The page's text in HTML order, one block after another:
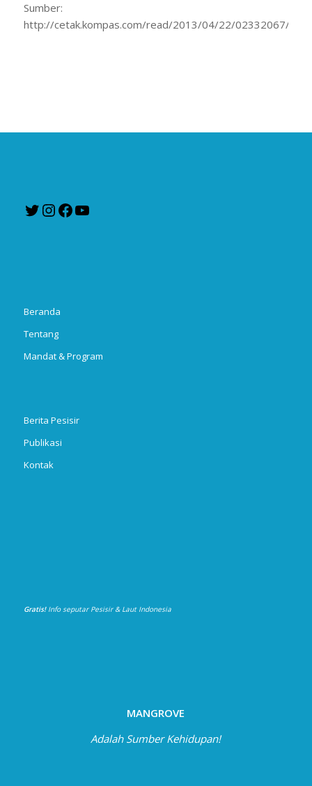
Sumber:
http://cetak.kompas.com/read/2013/04/22/02332067/
TwitterInstagram
Facebook
Beranda
Tentang
Mandat & Program
Berita Pesisir
Publikasi
Kontak
Gratis! Info seputar Pesisir & Laut Indonesia
MANGROVE
Adalah Sumber Kehidupan!